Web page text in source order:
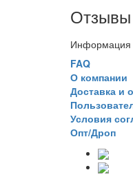
Информация
FAQ
О компании
Доставка и
Условия
Опт/Дроп